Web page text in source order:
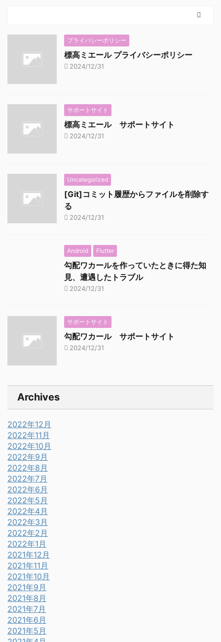
プライバシーポリシー
標高ミエール プライバシーポリシー
2024/12/31
サポートサイト
標高ミエール サポートサイト
2024/12/31
Uncategorized
[Git]コミット履歴からファイルを削除す
る
2024/12/31
Android Flutter
勾配ワカールを作っていたときに得た知
見、遭遇したトラブル
2024/12/31
サポートサイト
勾配ワカール サポートサイト
2024/12/31
Archives
2022年12月
2022年11月
2022年10月
2022年9月
2022年8月
2022年7月
2022年6月
2022年5月
2022年4月
2022年3月
2022年2月
2022年1月
2021年12月
2021年11月
2021年10月
2021年9月
2021年8月
2021年7月
2021年6月
2021年5月